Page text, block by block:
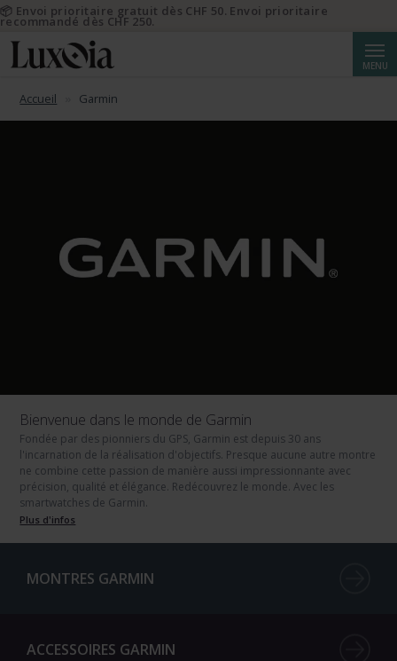
MENU
Accueil Garmin
Bienvenue dans le monde de Garmin
Fondée par des pionniers du GPS, Garmin est depuis 30 ans
l'incarnation de la réalisation d'objectifs. Presque aucune autre montre
ne combine cette passion de manière aussi impressionnante avec
précision, qualité et élégance. Redécouvrez le monde. Avec les
smartwatches de Garmin.
Plus d'infos
MONTRES GARMIN
ACCESSOIRES GARMIN
📦 Envoi prioritaire gratuit dès CHF 50. Envoi prioritaire
recommandé dès CHF 250.